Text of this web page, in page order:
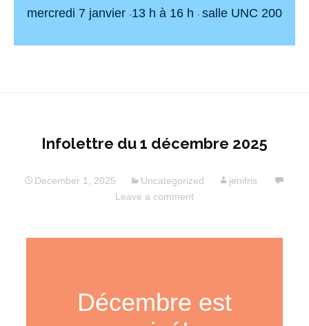
Infolettre du 1 décembre 2025
December 1, 2025 Uncategorized
jenifris
Leave a comment